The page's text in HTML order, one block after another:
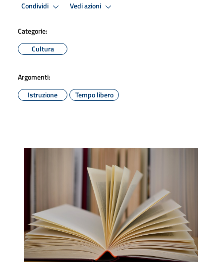
Condividi Vedi azioni
Categorie:
Cultura
Argomenti:
Istruzione
Tempo libero